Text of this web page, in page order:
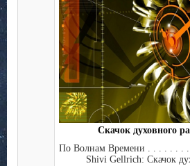
Скачок духовного
По Волнам Времени . . . . . . . .
Shivi Gellrich: Скачок